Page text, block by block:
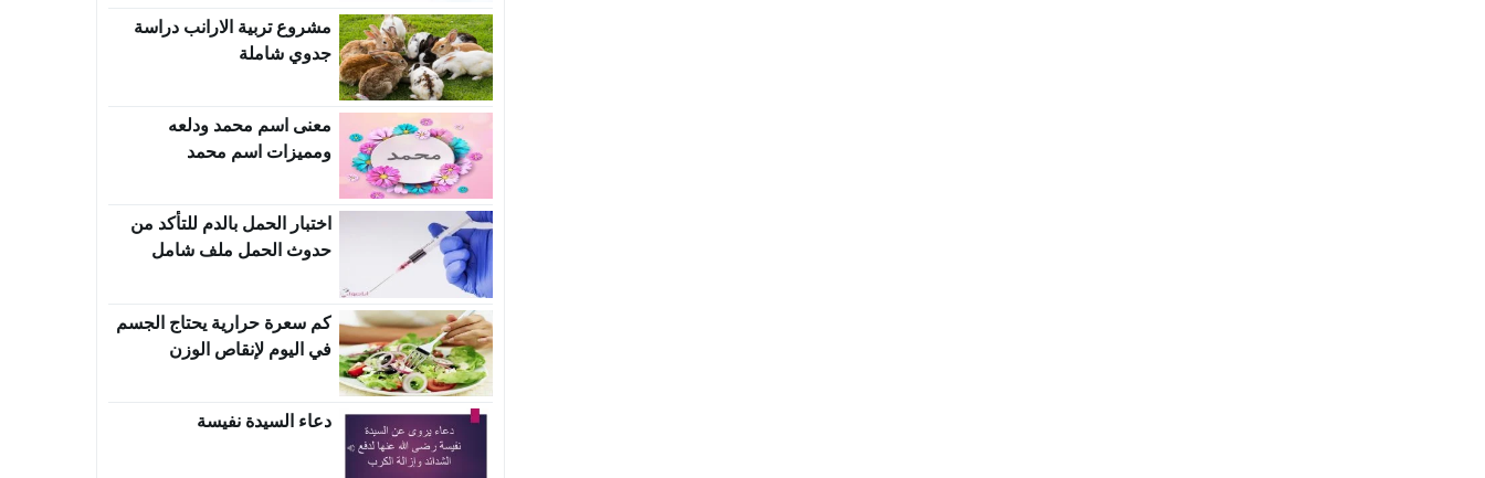
مشروع تربية الارانب دراسة
جدوي شاملة
معنى اسم محمد ودلعه
ومميزات اسم محمد
اختبار الحمل بالدم للتأكد من
حدوث الحمل ملف شامل
كم سعرة حرارية يحتاج الجسم
في اليوم لإنقاص الوزن
دعاء السيدة نفيسة